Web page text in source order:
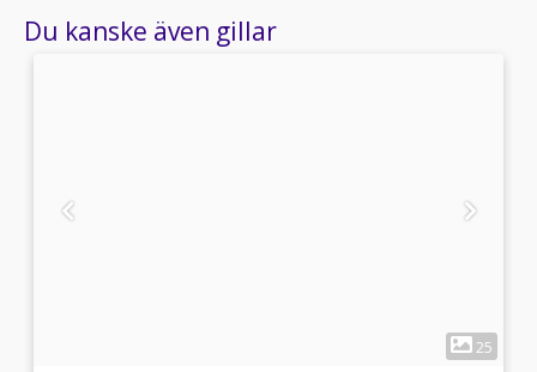
Du kanske även gillar
25